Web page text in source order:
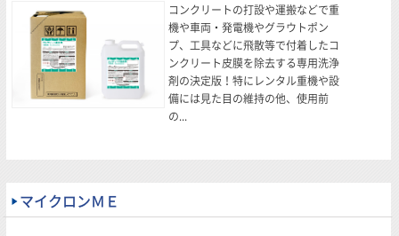
コンクリートの打設や運搬などで重
機や車両・発電機やグラウトポン
プ、工具などに飛散等で付着したコ
ンクリート皮膜を除去する専用洗浄
剤の決定版！特にレンタル重機や設
備には見た目の維持の他、使用前
の...
マイクロンＭＥ